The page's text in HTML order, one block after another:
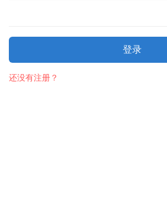
登录
还没有注册？